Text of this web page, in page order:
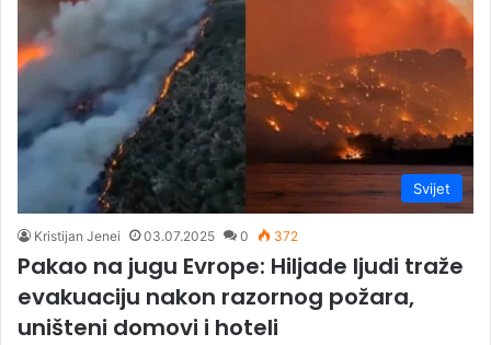
Svijet
Kristijan Jenei 03.07.2025 0 372
Pakao na jugu Evrope: Hiljade ljudi traže
evakuaciju nakon razornog požara,
uništeni domovi i hoteli